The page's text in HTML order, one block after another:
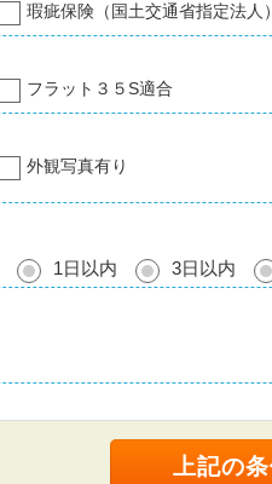
瑕疵保険（国土交通省指定法人）
フラット３５S適合
外観写真有り
1日以内 3日以内